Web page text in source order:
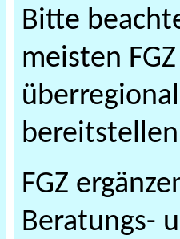
Bitte
meisten
FGZ
Beratungs-